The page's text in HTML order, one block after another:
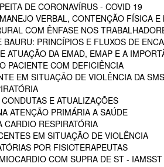
DE CORONAVÍRUS - COVID 19
VERBAL, CONTENÇÃO FÍSICA E
COM ÊNFASE NOS
PRINCÍPIOS E FLUXOS DE
ATUAÇÃO DA EMAD, EMAP E A
PACIENTE COM DEFICIÊNCIA
EM SITUAÇÃO DE VIOLÊNCIA DA
E ATUALIZAÇÕES
ATENÇÃO PRIMÁRIA A SAÚDE
CARDIO RESPIRATÓRIA
EM SITUAÇÃO DE VIOLÊNCIA
POR FISIOTERAPEUTAS
COM SUPRA DE ST - IAMSST